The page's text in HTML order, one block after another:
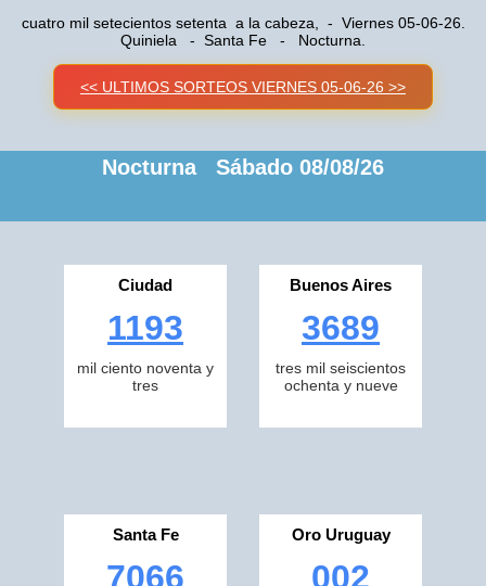
cuatro mil setecientos setenta a la cabeza, - Viernes 05-06-26.
Quiniela - Santa Fe - Nocturna.
<< ULTIMOS SORTEOS VIERNES 05-06-26 >>
Nocturna Sábado 08/08/26
Ciudad
1193
mil ciento noventa y
tres
Buenos Aires
3689
tres mil seiscientos
ochenta y nueve
Santa Fe
7066
Oro Uruguay
002